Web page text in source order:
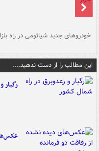
خودروهای جدید شیائومی در راه
این مطالب را از دست ندهید....
رگبار